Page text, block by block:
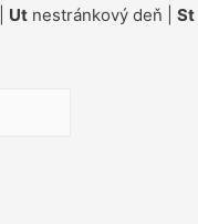
Ut nestránkový deň | St